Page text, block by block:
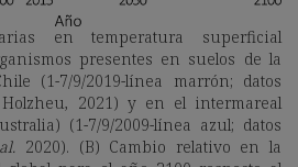
en temperatura superficial
presentes en suelos de la
(1-7/9/2019-línea marrón; datos
2021) y en el intermareal
(1-7/9/2009-línea azul; datos
2020). (B) Cambio relativo en la